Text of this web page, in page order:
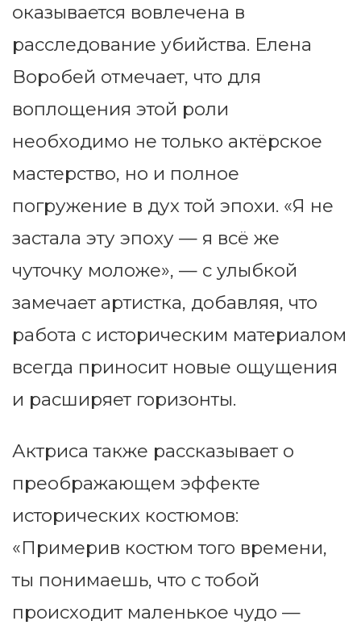
оказывается вовлечена в
расследование убийства. Елена
Воробей отмечает, что для
воплощения этой роли
необходимо не только актёрское
мастерство, но и полное
погружение в дух той эпохи. «Я не
застала эту эпоху — я всё же
чуточку моложе», — с улыбкой
замечает артистка, добавляя, что
работа с историческим материалом
всегда приносит новые ощущения
и расширяет горизонты.
Актриса также рассказывает о
преображающем эффекте
исторических костюмов:
«Примерив костюм того времени,
ты понимаешь, что с тобой
происходит маленькое чудо —